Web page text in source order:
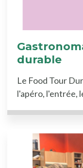
durable
Le Food Tour
l'apéro, l'entrée,